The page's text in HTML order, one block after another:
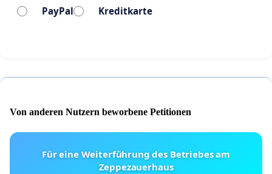
PayPal Kreditkarte
Von anderen Nutzern beworbene Petitionen
Für eine Weiterführung des Betriebes am
Zeppezauerhaus